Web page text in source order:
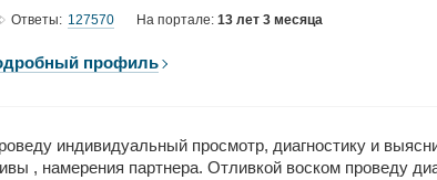
Ответы: 127570 На портале: 13 лет 3 месяца
профиль
индивидуальный просмотр, диагностику и
, намерения партнера. Отливкой воском проведу